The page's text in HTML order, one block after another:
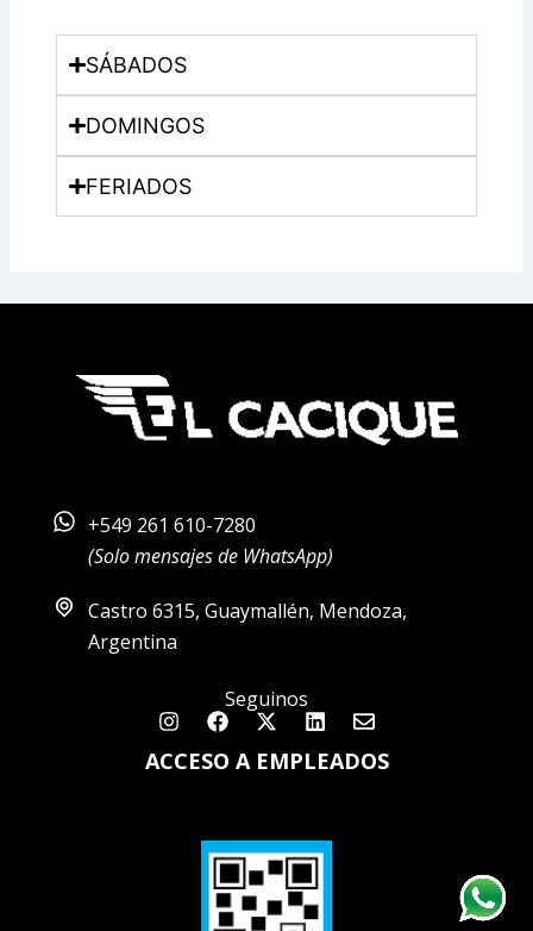
SÁBADOS
DOMINGOS
FERIADOS
+549 261 610-7280
(Solo mensajes de WhatsApp)
Castro 6315, Guaymallén, Mendoza,
Argentina
Instagram
Facebook
X-
twitter
LinkedinEnvelope
ACCESO A EMPLEADOS
Seguinos